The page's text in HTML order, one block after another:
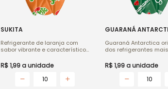
SUKITA
Refrigerante de laranja com
sabor vibrante e característico
açúcares. Perfeito para quem
busca o equilíbrio entre o cítrico
e o doce na medida certa.
R$ 1,99 a unidade
10
GUARANÁ
Guaraná Antarctica
dos refrigerantes
marcante. Uma bebida
gás que combina
equilibrado e aroma
R$ 1,99 a unidade
10